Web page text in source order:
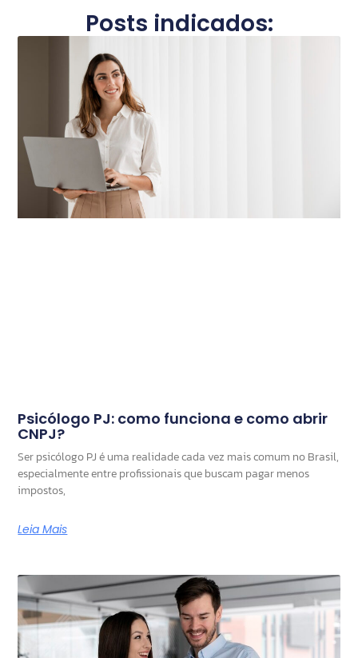
Posts indicados:
Psicólogo PJ: como funciona e como abrir
CNPJ?
Ser psicólogo PJ é uma realidade cada vez mais comum no Brasil,
especialmente entre profissionais que buscam pagar menos
impostos,
Leia Mais